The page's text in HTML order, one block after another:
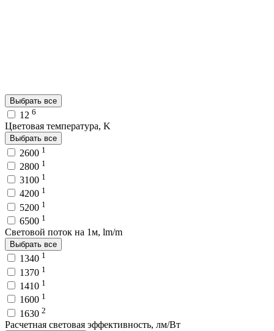
Выбрать все
12 6
Цветовая температура, K
Выбрать все
2600 1
2800 1
3100 1
4200 1
5200 1
6500 1
Световой поток на 1м, lm/m
Выбрать все
1340 1
1370 1
1410 1
1600 1
1630 2
Расчетная световая эффективность, лм/Вт